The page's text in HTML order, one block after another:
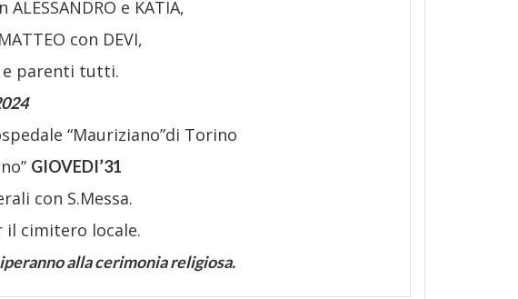
e KATIA,
con DEVI,
e parenti tutti.
4
“Mauriziano”di Torino
GIOVEDI’31
con S.Messa.
il cimitero locale.
alla cerimonia religiosa.